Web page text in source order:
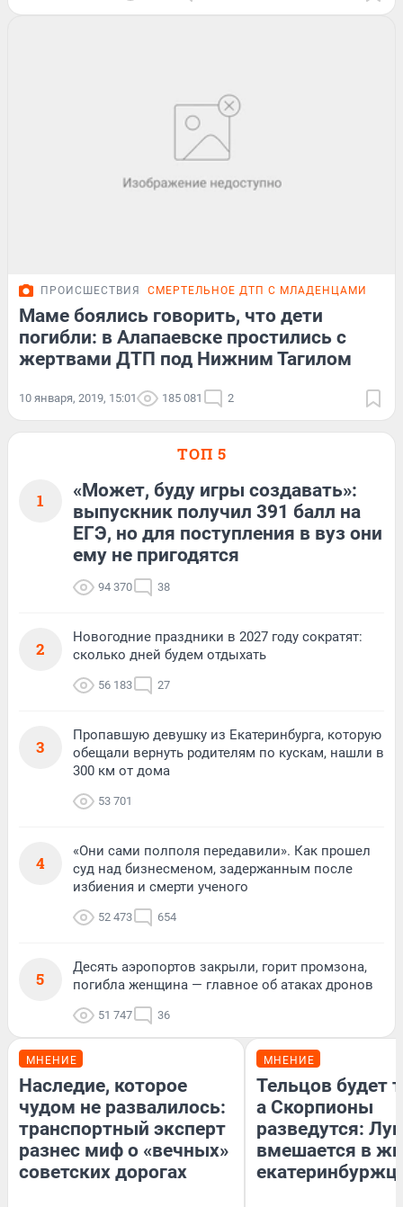
ПРОИСШЕСТВИЯ СМЕРТЕЛЬНОЕ ДТП С МЛАДЕНЦАМИ
Маме боялись говорить, что дети
погибли: в Алапаевске простились с
жертвами ДТП под Нижним Тагилом
10 января, 2019, 15:01 185 081 2
ТОП 5
1
«Может, буду игры создавать»:
выпускник получил 391 балл на
ЕГЭ, но для поступления в вуз они
ему не пригодятся
94 370 38
2
Новогодние праздники в 2027 году сократят:
сколько дней будем отдыхать
56 183 27
3
Пропавшую девушку из Екатеринбурга, которую
обещали вернуть родителям по кускам, нашли в
300 км от дома
53 701
4
«Они сами полполя передавили». Как прошел
суд над бизнесменом, задержанным после
избиения и смерти ученого
52 473 654
5
Десять аэропортов закрыли, горит промзона,
погибла женщина — главное об атаках дронов
51 747 36
МНЕНИЕ
Наследие, которое
чудом не развалилось:
транспортный эксперт
разнес миф о «вечных»
советских дорогах
МНЕНИЕ
Тельцов будет
а Скорпионы
разведутся:
вмешается в